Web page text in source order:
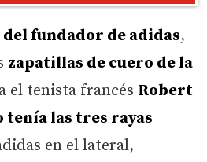
fundador de adidas,
zapatillas de cuero de la
el tenista francés Robert
tenía las tres rayas
en el lateral,